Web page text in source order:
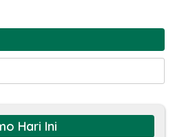
Hari Ini